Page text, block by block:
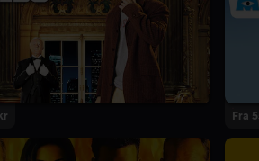
Fra